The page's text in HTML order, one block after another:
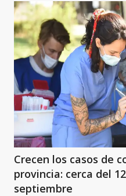
Crecen los casos de
provincia: cerca del
septiembre